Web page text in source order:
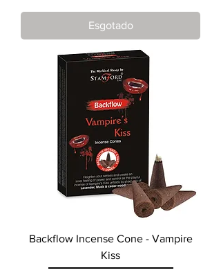
Esgotado
Backflow Incense Cone - Vampire
Kiss